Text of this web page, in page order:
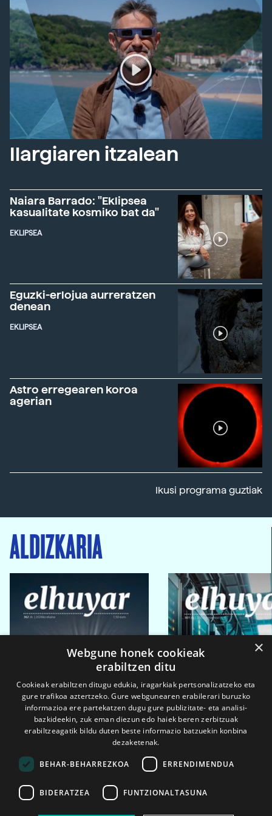
Ilargiaren itzalean
Naiara Barrado: "Eklipsea
kasualitate kosmiko bat da"
EKLIPSEA
Eguzki-erlojua aurreratzen
denean
EKLIPSEA
Astro erregearen koroa
agerian
Ikusi programa guztiak
ALDIZKARIA
2026ko eka. 1a 2026ko mar. 1a
×
Webgune honek cookieak
erabiltzen ditu
Cookieak erabiltzen ditugu edukia, iragarkiak pertsonalizatzeko eta
gure trafikoa aztertzeko. Gure webgunearen erabilerari buruzko
informazioa ere partekatzen dugu gure publizitate- eta analisi-
bazkideekin, zuk eman diezun edo haiek beren zerbitzuak
erabiltzeagatik bildu duten beste informazio batzuekin konbina
dezaketenak.
BEHAR-BEHARREZKOA ERRENDIMENDUA
BIDERATZEA FUNTZIONALTASUNA